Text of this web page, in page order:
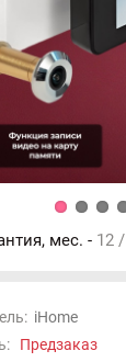
мес. - 12 /
iHome
Предзаказ